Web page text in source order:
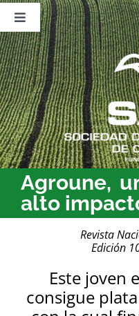
Saltar
contenido
Toggle
Navigation
Nosotros
Publicaciones
Sala de Prensa
Eventos
Agroune,
alto
Revista
Edición
Este joven
consigue